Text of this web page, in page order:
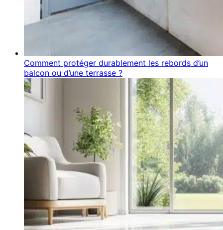
Comment protéger durablement les rebords d’un
balcon ou d’une terrasse ?